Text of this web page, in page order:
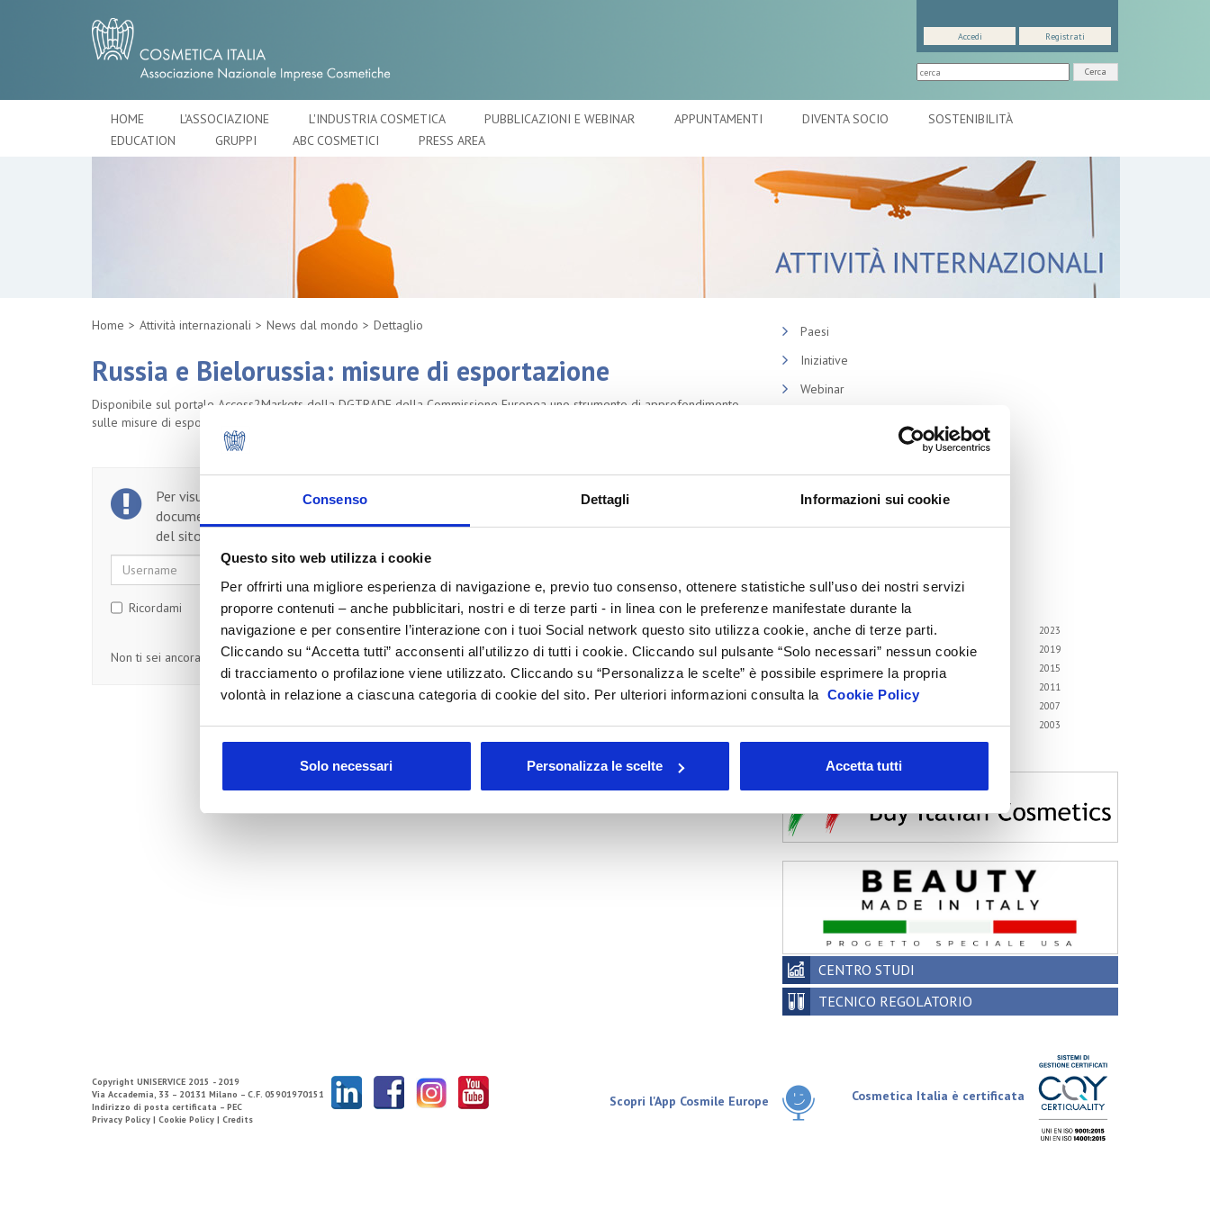
Consenso Dettagli Informazioni sui cookie
Questo sito web utilizza i cookie
Per offrirti una migliore esperienza di navigazione e, previo tuo consenso, ottenere statistiche sull’uso dei nostri servizi
proporre contenuti – anche pubblicitari, nostri e di terze parti - in linea con le preferenze manifestate durante la
navigazione e per consentire l’interazione con i tuoi Social network questo sito utilizza cookie, anche di terze parti.
Cliccando su “Accetta tutti” acconsenti all’utilizzo di tutti i cookie. Cliccando sul pulsante “Solo necessari” nessun cookie
di tracciamento o profilazione viene utilizzato. Cliccando su “Personalizza le scelte” è possibile esprimere la propria
volontà in relazione a ciascuna categoria di cookie del sito. Per ulteriori informazioni consulta la Cookie Policy
Solo necessari Personalizza le scelte Accetta tutti
Cerca
Accedi Registrati
HOME L'ASSOCIAZIONE L'INDUSTRIA COSMETICA PUBBLICAZIONI E WEBINAR APPUNTAMENTI DIVENTA SOCIO
SOSTENIBILITÀ
EDUCATION
GRUPPI ABC COSMETICI PRESS AREA
Home Attività internazionali News dal mondo Dettaglio
Russia e Bielorussia: misure di esportazione
Disponibile sul portale Access2Markets della DGTRADE della Commissione Europea uno strumento di approfondimento
sulle misure di esportazione imposte dalla Russia e dalla Bielorussia.
Per visualizzare il testo completo del
documento, devi essere un utente registrato
del sito.
Username Password
Ricordami
Non ti sei ancora registrato?Registrati
Paesi
Iniziative
Webinar
Memorandum of Understanding
Corsi di formazione
Contatti utili
FAQ
Tutti gli anni
2026 2025
2023
2022
2021 2020
2019
2018
2017
2015
2014
2013
2011
2007
2006
2005 2004
2003
2002
CENTRO STUDI
TECNICO REGOLATORIO
Copyright UNISERVICE 2015 - 2019
Via Accademia, 33 – 20131 Milano – C.F. 05901970151
Indirizzo di posta certificata – PEC
Privacy Policy | Cookie Policy | Credits
Cosmetica Italia è certificata
Scopri l'App Cosmile Europe